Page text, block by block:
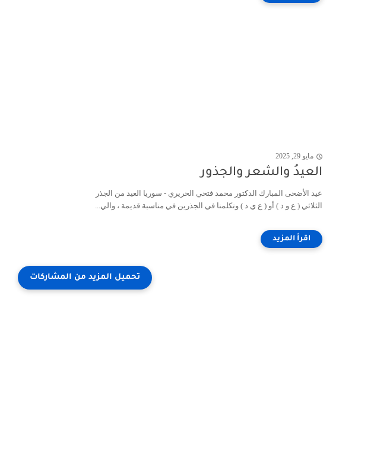
مايو 29, 2025
العيدُ والشعر والجذور
عيد الأضحى المبارك الدكتور محمد فتحي الحريري - سوريا العيد من الجذر
الثلاثي ( ع و د ) أو ( ع ي د ) وتكلمنا في الجذرين في مناسبة قديمة ، والي...